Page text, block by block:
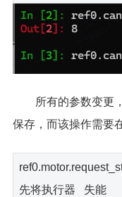
所有的参数变更
保存，而该操作需要
先将执行器 失能